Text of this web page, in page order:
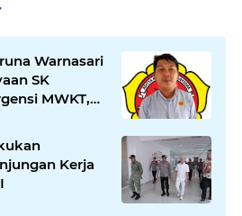
Warnasari
SK
MWKT,
Kerja